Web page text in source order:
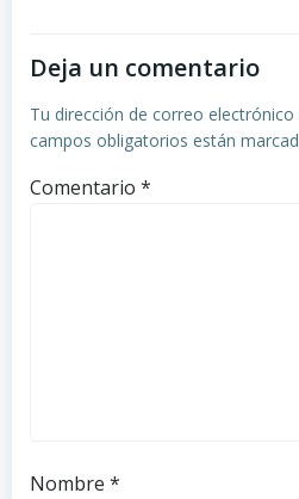
Deja un comentario
Tu dirección de correo electrónico
campos obligatorios están
Comentario *
Nombre *